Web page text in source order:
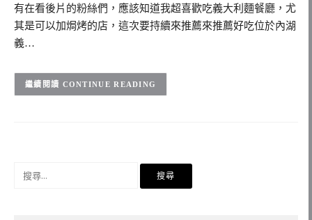
有在看後片的粉絲們，應該知道我超喜歡吃義大利麵餐廳，尤
其是可以加焗烤的店，這次要持續來推薦來推薦好吃位於內湖
義…
CONTINUE READING